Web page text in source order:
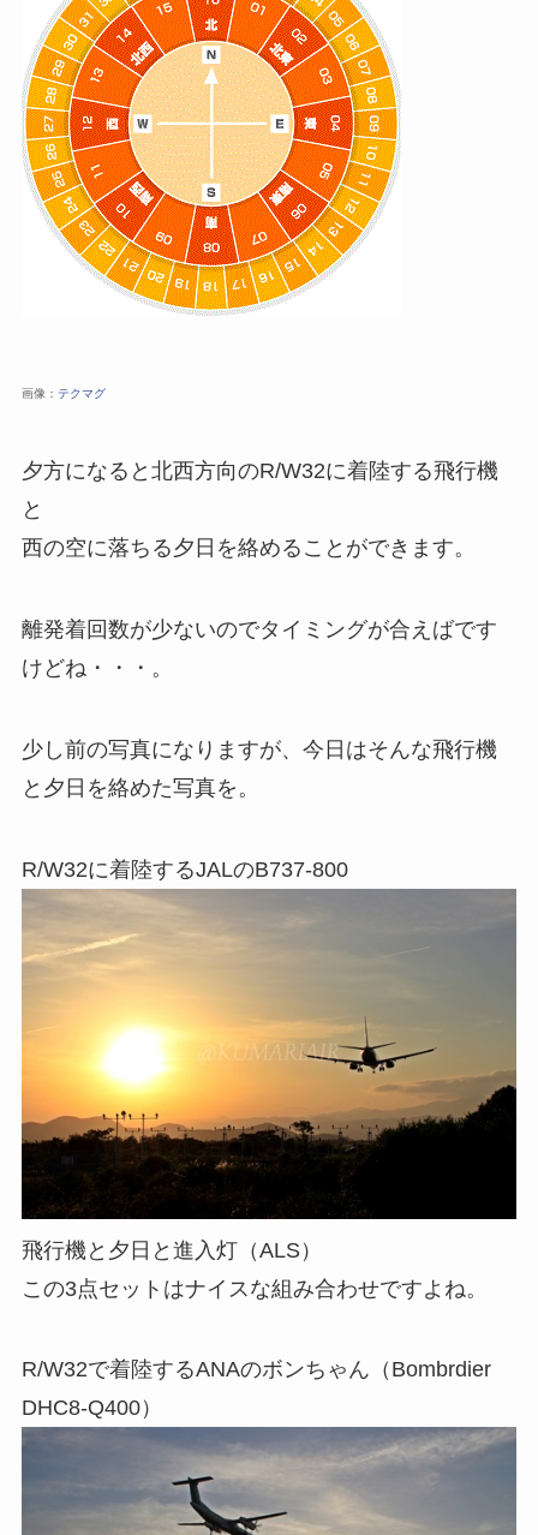
画像： テクマグ
夕方になると北西方向のR/W32に着陸する飛行機
と
西の空に落ちる夕日を絡めることができます。
離発着回数が少ないのでタイミングが合えばです
けどね・・・。
少し前の写真になりますが、今日はそんな飛行機
と夕日を絡めた写真を。
R/W32に着陸するJALのB737-800
飛行機と夕日と進入灯（ALS）
この3点セットはナイスな組み合わせですよね。
R/W32で着陸するANAのボンちゃん（Bombrdier
DHC8-Q400）